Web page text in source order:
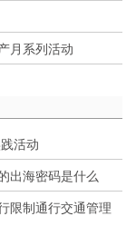
月系列活动
活动
出海密码是什么
限制通行交通管理